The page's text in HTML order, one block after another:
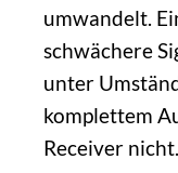
umwandelt.
schwächere
unter
komplettem
Receiver nicht.